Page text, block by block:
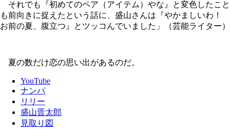
それでも『初めてのペア（アイテム）やな』と変色したこと
も前向きに捉えたという話に、盛山さんは『やかましいわ！
お前の夏、腹立つ』とツッコんでいました」（芸能ライター）
夏の数だけ恋の思い出があるのだ。
YouTube
ナンパ
リリー
盛山晋太郎
見取り図